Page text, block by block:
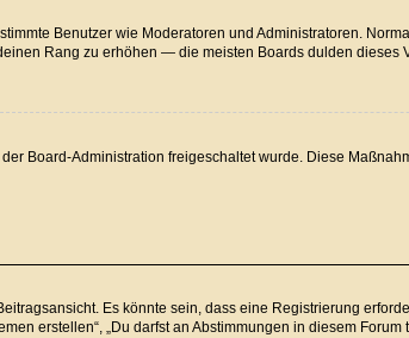
Benutzer wie Moderatoren und Administratoren.
Rang zu erhöhen — die meisten Boards dulden dieses
Board-Administration freigeschaltet wurde. Diese
Es könnte sein, dass eine Registrierung
erstellen“, „Du darfst an Abstimmungen in diesem Forum